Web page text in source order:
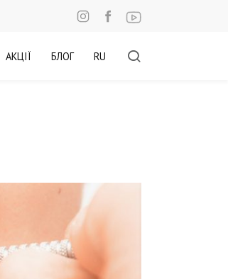
АКЦІЇ БЛОГ RU